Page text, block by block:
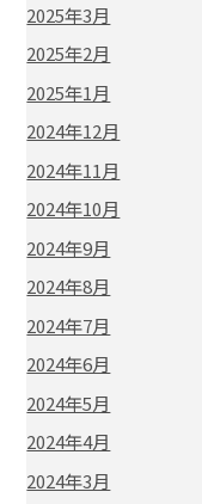
2025年3月
2025年2月
2025年1月
2024年12月
2024年11月
2024年10月
2024年9月
2024年8月
2024年7月
2024年6月
2024年5月
2024年4月
2024年3月